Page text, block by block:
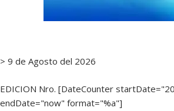
> 9 de Agosto del 2026
EDICION Nro. [DateCounter
endDate="now" format="%a"]